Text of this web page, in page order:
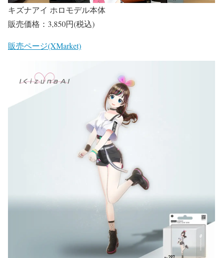
キズナアイ ホロモデル本体
販売価格：3,850円(税込)
販売ページ(XMarket)